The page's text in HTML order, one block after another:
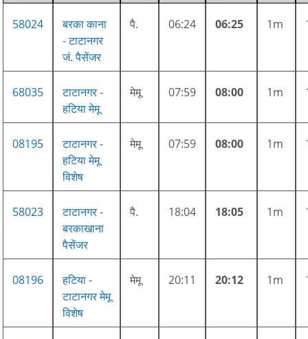
58024
बरका काना
- टाटानगर
जं. पैसेंजर
पै. 06:24 06:25 1m
68035
टाटानगर -
हटिया मेमू
मेमू 07:59 08:00 1m
08195
टाटानगर -
हटिया मेमू
विशेष
मेमू 07:59 08:00 1m
58023
टाटानगर -
बरकाखाना
पैसेंजर
पै. 18:04 18:05 1m
08196
हटिया -
टाटानगर मेमू
विशेष
मेमू 20:11 20:12 1m